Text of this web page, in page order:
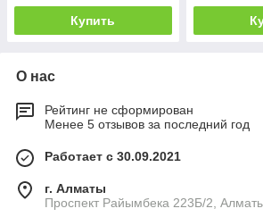
Купить
О нас
Рейтинг не сформирован
Менее 5 отзывов за последний год
Работает с 30.09.2021
г. Алматы
Проспект Райымбека 223Б/2,